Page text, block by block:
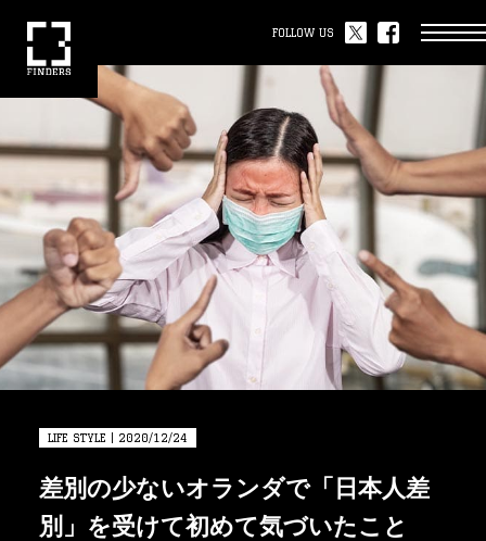
FOLLOW US
LIFE STYLE | 2020/12/24
差別の少ないオランダで「日本人差
別」を受けて初めて気づいたこと